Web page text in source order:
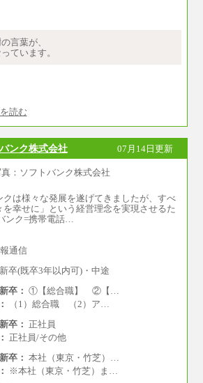
内容・勤務形態に応じて、上記給与の範
期間中も給与に変更はございません
言葉が、
ています。
読む
ンク株式会社 07月14日更新
は様々な発展を遂げてきましたが、すべ
幸せに」という経営理念を実現させるた
ンク=携帯電話…
通信
卒(既卒3年以内可)・中途
卒： ①【総合職】 ②【…
（1）総合職 （2）ア…
卒： 正社員
正社員/その他
卒： 本社（東京・竹芝）…
※本社（東京・竹芝）ま…